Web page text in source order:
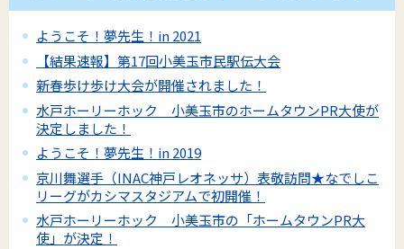
ようこそ！夢先生！in 2021
【結果速報】第17回小美玉市民駅伝大会
新春歩け歩け大会が開催されました！
水戸ホーリーホック 小美玉市のホームタウンPR大使が
決定しました！
ようこそ！夢先生！in 2019
京川舞選手（INAC神戸レオネッサ）表敬訪問★なでしこ
リーグがカシマスタジアムで初開催！
水戸ホーリーホック 小美玉市の「ホームタウンPR大
使」が決定！